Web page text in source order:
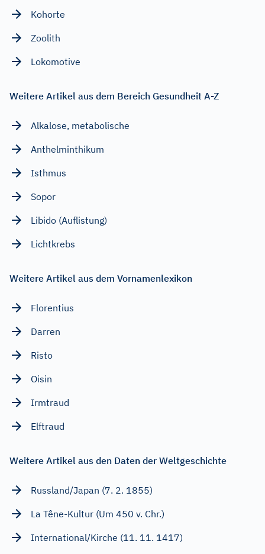
Kohorte
Zoolith
Lokomotive
Weitere Artikel aus dem Bereich Gesundheit A-Z
Alkalose, metabolische
Anthelminthikum
Isthmus
Sopor
Libido (Auflistung)
Lichtkrebs
Weitere Artikel aus dem Vornamenlexikon
Florentius
Darren
Risto
Oisin
Irmtraud
Elftraud
Weitere Artikel aus den Daten der Weltgeschichte
Russland/Japan (7. 2. 1855)
La Têne-Kultur (Um 450 v. Chr.)
International/Kirche (11. 11. 1417)